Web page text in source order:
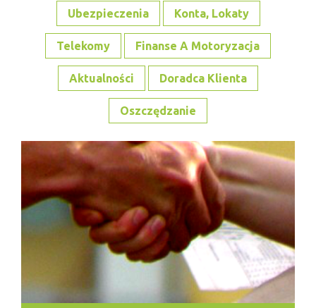
Ubezpieczenia Konta, Lokaty
Telekomy Finanse A Motoryzacja
Aktualności Doradca Klienta
Oszczędzanie